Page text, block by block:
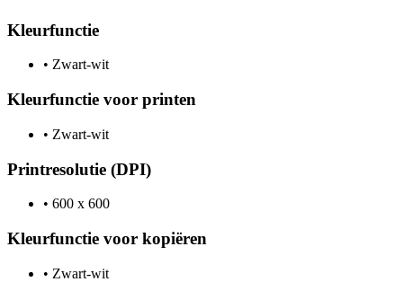
Kleurfunctie
• Zwart-wit
Kleurfunctie voor printen
• Zwart-wit
Printresolutie (DPI)
• 600 x 600
Kleurfunctie voor kopiëren
• Zwart-wit